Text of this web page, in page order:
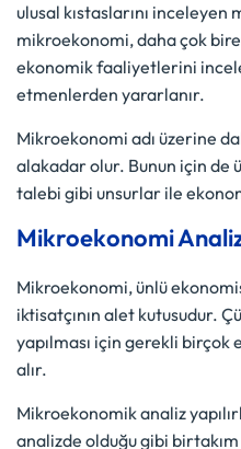
ulusal kıstaslarını
mikroekonomi, daha çok
ekonomik faaliyetlerini
etmenlerden yararlanır.
Mikroekonomi adı üzerine
alakadar olur. Bunun için de
talebi gibi unsurlar ile
Mikroekonomi Analizi
Mikroekonomi, ünlü
iktisatçının alet kutusudur.
yapılması için gerekli
alır.
Mikroekonomik analiz
analizde olduğu gibi